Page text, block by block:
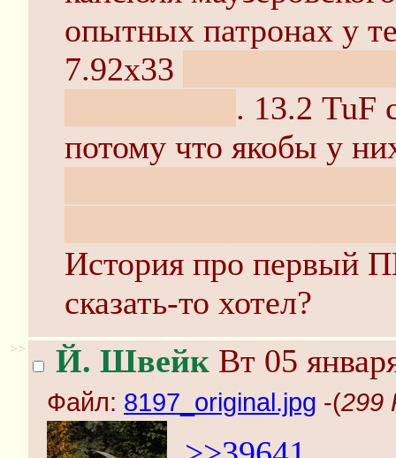
опытных патронах у
7.92х33
. 13.2 TuF
потому что якобы у
История про первый
сказать-то хотел?
>> Й. Швейк Вт 05
Файл: 8197_original.jpg -(299